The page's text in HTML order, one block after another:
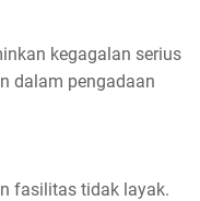
kegagalan serius
dalam pengadaan
fasilitas tidak layak.